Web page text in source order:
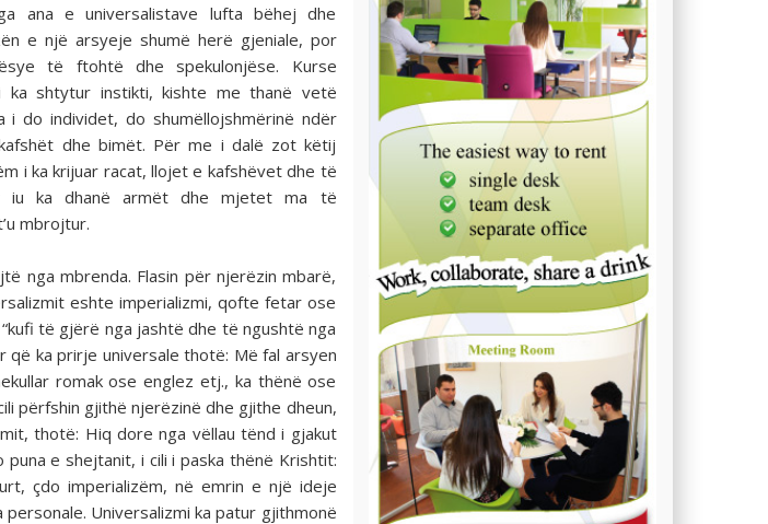
ana e universalistave lufta bëhej dhe
e një arsyeje shumë herë gjeniale, por
të ftohtë dhe spekulonjëse. Kurse
ka shtytur instikti, kishte me thanë vetë
i do individet, do shumëllojshmërinë ndër
dhe bimët. Për me i dalë zot këtij
i ka krijuar racat, llojet e kafshëvet dhe të
iu ka dhanë armët dhe mjetet ma të
mbrojtur.
nga mbrenda. Flasin për njerëzin mbarë,
eshte imperializmi, qofte fetar ose
të gjërë nga jashtë dhe të ngushtë nga
që ka prirje universale thotë: Më fal arsyen
romak ose englez etj., ka thënë ose
përfshin gjithë njerëzinë dhe gjithe dheun,
thotë: Hiq dore nga vëllau tënd i gjakut
e shejtanit, i cili i paska thënë Krishtit:
çdo imperializëm, në emrin e një ideje
Universalizmi ka patur gjithmonë